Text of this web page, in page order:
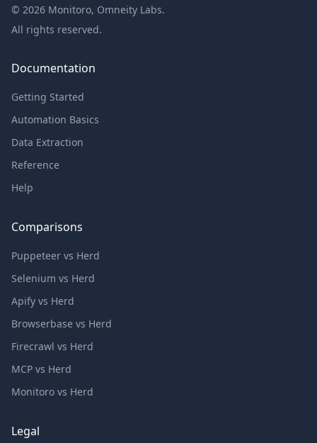
© 2026 Monitoro, Omneity Labs.
All rights reserved.
Documentation
Getting Started
Automation Basics
Data Extraction
Reference
Help
Comparisons
Puppeteer vs Herd
Selenium vs Herd
Apify vs Herd
Browserbase vs Herd
Firecrawl vs Herd
MCP vs Herd
Monitoro vs Herd
Legal